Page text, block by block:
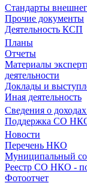
Стандарты
Прочие документы
Деятельность КСП
Планы
Отчеты
Материалы
деятельности
Доклады и
Иная деятельность
Сведения о
Поддержка СО
Новости
Перечень НКО
Муниципальный
Реестр СО НКО -
Фотоотчет